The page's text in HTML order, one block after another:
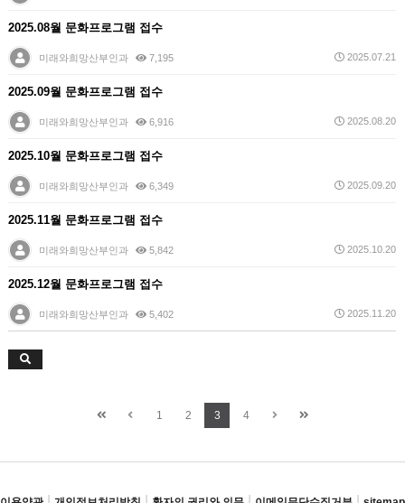
2025.08월 문화프로그램 접수
미래와희망산부인과 7,195 2025.07.21
2025.09월 문화프로그램 접수
미래와희망산부인과 6,916 2025.08.20
2025.10월 문화프로그램 접수
미래와희망산부인과 6,349 2025.09.20
2025.11월 문화프로그램 접수
미래와희망산부인과 5,842 2025.10.20
2025.12월 문화프로그램 접수
미래와희망산부인과 5,402 2025.11.20
1 2 3 4